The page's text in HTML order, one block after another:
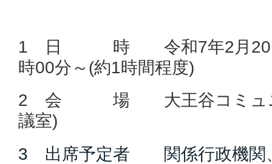
1 日 時 令和7年2月20日
時00分～(約1時間程度)
2 会 場 大王谷コミュニ
議室)
3 出席予定者 関係行政機関